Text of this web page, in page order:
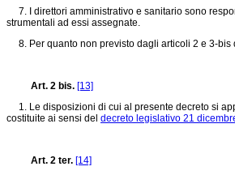
7. I direttori amministrativo e sanitario sono
strumentali ad essi assegnate.
8. Per quanto non previsto dagli articoli 2 e 3-bis
Art. 2 bis. [13]
1. Le disposizioni di cui al presente decreto si
costituite ai sensi del decreto legislativo 21
Art. 2 ter. [14]